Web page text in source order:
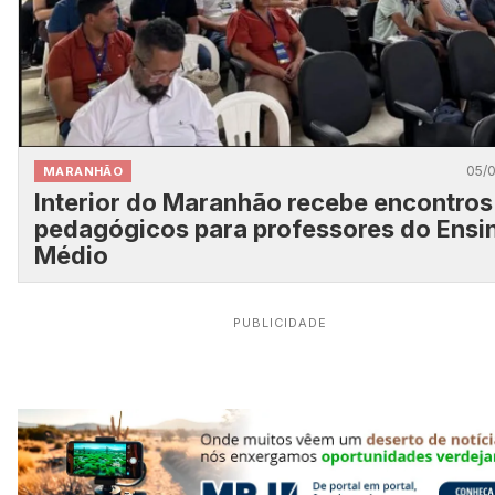
MARANHÃO 05/
Interior do Maranhão recebe encontros
pedagógicos para professores do
Médio
PUBLICIDADE